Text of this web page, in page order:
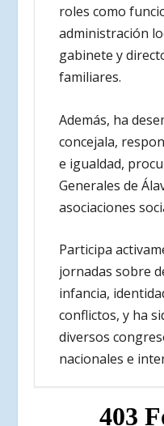
roles como
administración
gabinete y
familiares.
Además, ha
concejala,
e igualdad,
Generales de
asociaciones
Participa
jornadas sobre
infancia,
conflictos, y ha
diversos
nacionales e